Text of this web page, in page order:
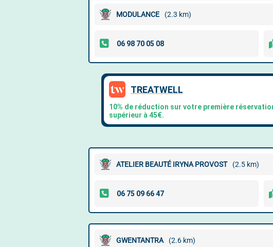
MODULANCE (2.3 km)
ATELIER BEAUTÉ IRYNA PROVOST (2.5 km)
GWENTANTRA (2.6 km)